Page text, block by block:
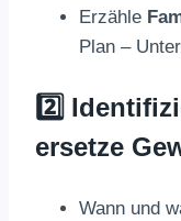
Erzähle
Plan –
2️⃣
ersetze
Wann und